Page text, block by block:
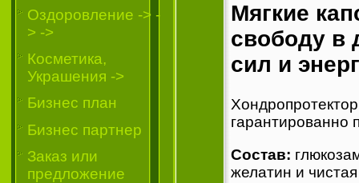
Oздоровление -> -
> ->
Косметика,
Украшения ->
Бизнес план
Бизнес партнер
Заказ или
предложение
Мягкие
свободу в
сил и
гарантированно
Состав:
желатин и